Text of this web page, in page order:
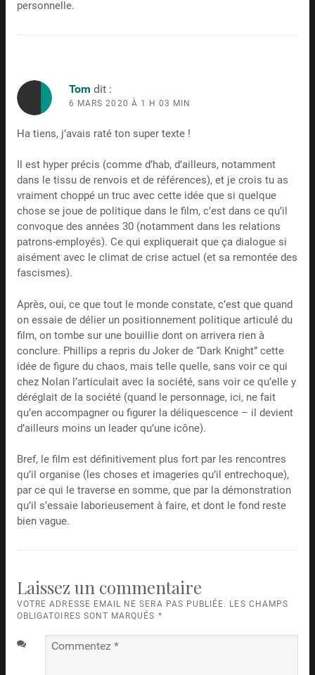
personnelle.
Tom dit :
6 MARS 2020 À 1 H 03 MIN
Ha tiens, j’avais raté ton super texte !
Il est hyper précis (comme d’hab, d’ailleurs, notamment
dans le tissu de renvois et de références), et je crois tu as
vraiment choppé un truc avec cette idée que si quelque
chose se joue de politique dans le film, c’est dans ce qu’il
convoque des années 30 (notamment dans les relations
patrons-employés). Ce qui expliquerait que ça dialogue si
aisément avec le climat de crise actuel (et sa remontée des
fascismes).
Après, oui, ce que tout le monde constate, c’est que quand
on essaie de délier un positionnement politique articulé du
film, on tombe sur une bouillie dont on arrivera rien à
conclure. Phillips a repris du Joker de “Dark Knight” cette
idée de figure du chaos, mais telle quelle, sans voir ce qui
chez Nolan l’articulait avec la société, sans voir ce qu’elle y
déréglait de la société (quand le personnage, ici, ne fait
qu’en accompagner ou figurer la déliquescence – il devient
d’ailleurs moins un leader qu’une icône).
Bref, le film est définitivement plus fort par les rencontres
qu’il organise (les choses et imageries qu’il entrechoque),
par ce qui le traverse en somme, que par la démonstration
qu’il s’essaie laborieusement à faire, et dont le fond reste
bien vague.
Laissez un commentaire
VOTRE ADRESSE EMAIL NE SERA PAS PUBLIÉE. LES CHAMPS
OBLIGATOIRES SONT MARQUÉS *
Commentez